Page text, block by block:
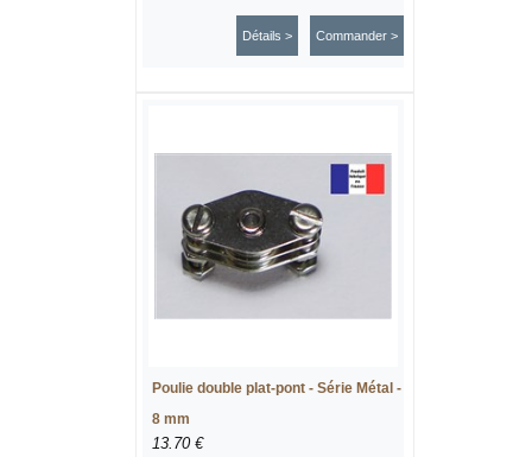
Commander >
Détails >
Poulie double plat-pont - Série Métal -
8 mm
13.70 €